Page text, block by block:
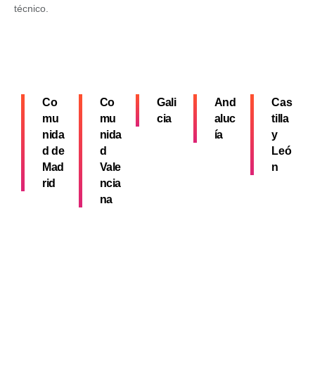
técnico.
Co
mu
nida
d de
Mad
rid
Co
mu
nida
d
Vale
ncia
na
Gali
cia
And
aluc
ía
Cas
tilla
y
Leó
n